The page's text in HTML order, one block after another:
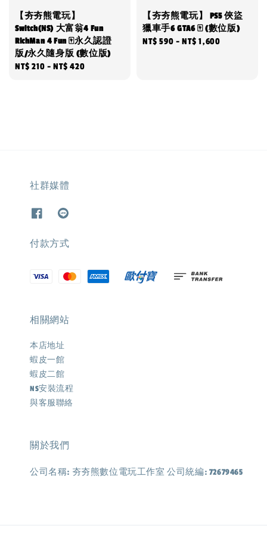
【夯夯熊電玩】
Switch(NS) 大富翁4 Fun
RichMan 4 Fun 🀄永久認證
版/永久隨身版 (數位版)
Regular
NT$ 210 -NT$ 420
【夯夯熊電玩】 PS5 俠盜
獵車手6 GTA6 🀄 (數位版)
Regular
NT$ 590 -NT$ 1,600
社群媒體
付款方式
相關網站
本店地址
蝦皮一館
蝦皮二館
NS安裝流程
與客服聯絡
關於我們
公司名稱: 夯夯熊數位電玩工作室 公司統編: 72679465